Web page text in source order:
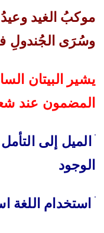
موكبُ الغيد وعيدُ
وسُرَى الجُندولِ
يشير البيتان
المضمون عند
الميل إلى
الوجود
استخدام اللغة